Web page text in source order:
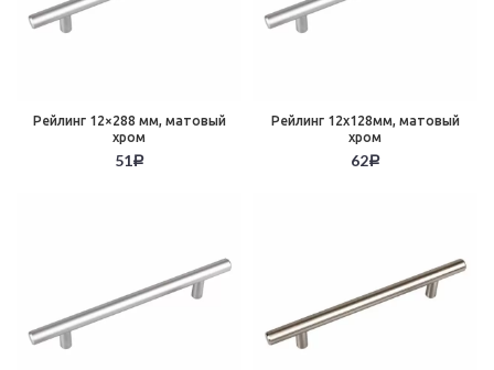
Рейлинг 12×288 мм, матовый
хром
51Р
Рейлинг 12х128мм, матовый
хром
62Р